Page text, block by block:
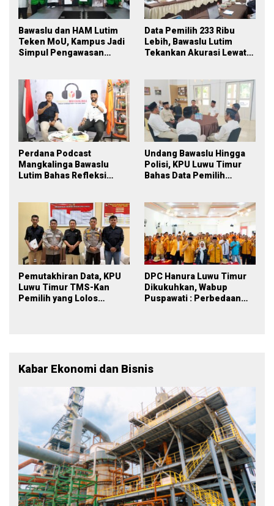
Bawaslu dan HAM Lutim
Teken MoU, Kampus Jadi
Simpul Pengawasan
Data Pemilih 233 Ribu
Lebih, Bawaslu Lutim
Tekankan Akurasi Lewat
Perdana Podcast
Mangkalinga Bawaslu
Lutim Bahas Refleksi
Undang Bawaslu Hingga
Polisi, KPU Luwu Timur
Bahas Data Pemilih
Pemutakhiran Data, KPU
Luwu Timur TMS-Kan
Pemilih yang Lolos
DPC Hanura Luwu Timur
Dikukuhkan, Wabup
Puspawati : Perbedaan
Kabar Ekonomi dan Bisnis